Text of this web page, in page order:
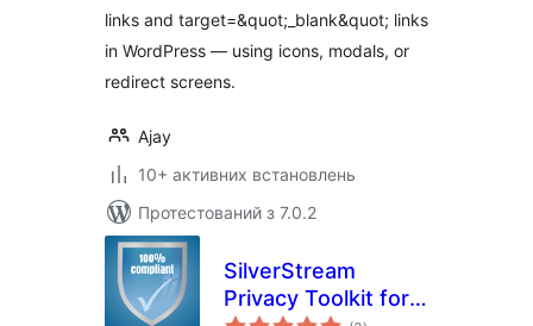
links and target=&quot;_blank&quot; links
in WordPress — using icons, modals, or
redirect screens.
Ajay
10+ активних встановлень
Протестований з 7.0.2
SilverStream
Privacy Toolkit for
загальний